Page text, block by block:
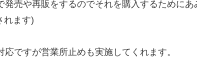
発売や再販をするのでそれを購入するために
れます)
ですが営業所止めも実施してくれます。